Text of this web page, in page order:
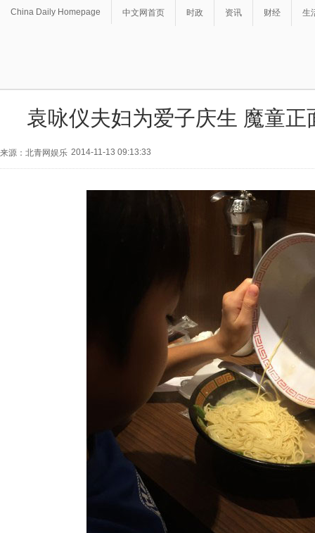
China Daily Homepage 中文网首页 时政 资讯 财经 生
袁咏仪夫妇为爱子庆生 魔童正
来源：北青网娱乐 2014-11-13 09:13:33